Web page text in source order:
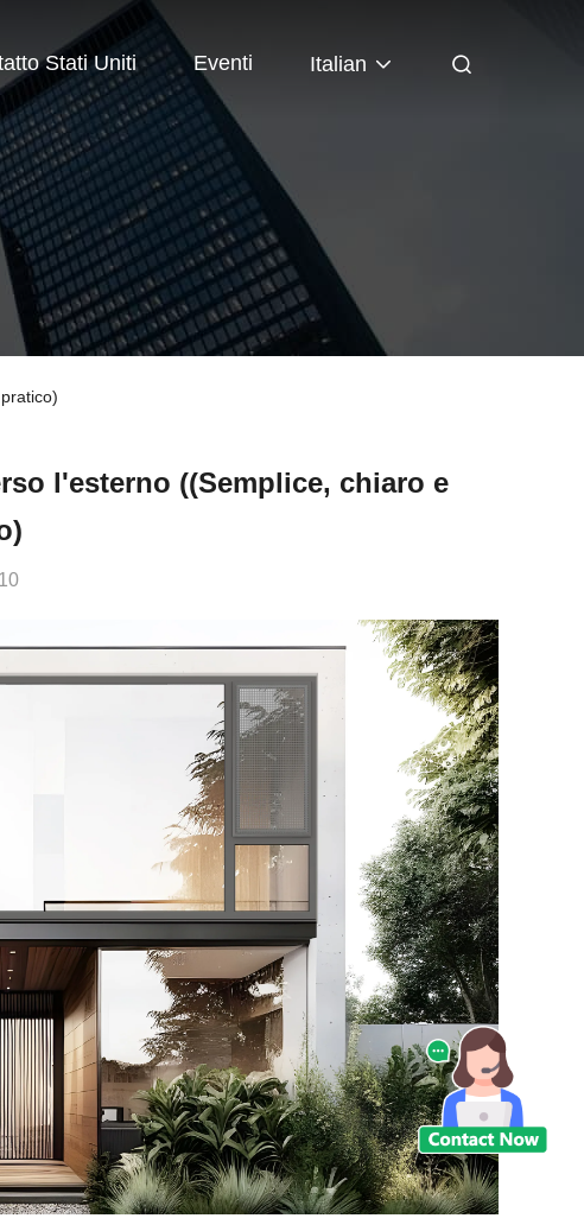
Stati Uniti Eventi Italian
l'esterno ((Semplice, chiaro e